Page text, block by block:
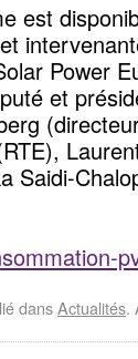
est
Power
et
Saidi-
dansActualités.